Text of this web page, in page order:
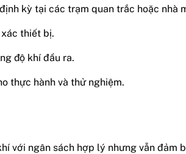
kỳ tại các trạm quan trắc hoặc nhà
thiết bị.
độ khí đầu ra.
thực hành và thử nghiệm.
với ngân sách hợp lý nhưng vẫn đảm